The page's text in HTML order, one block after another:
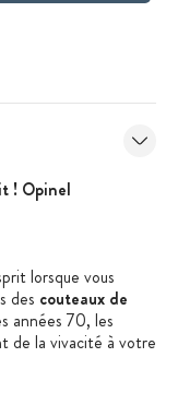
! Opinel
lorsque vous
des couteaux de
années 70, les
de la vivacité à votre